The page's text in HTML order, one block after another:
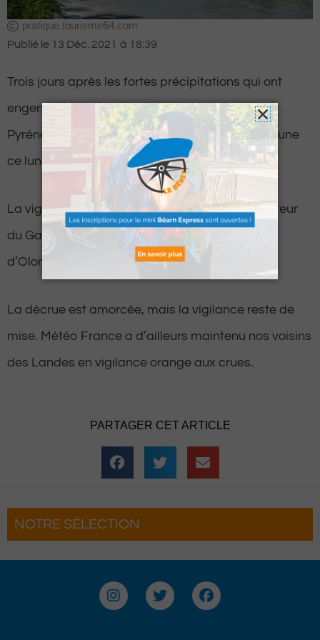
pratique.tourisme64.com
Publié le 13 Déc. 2021 à 18:39
Trois jours après les fortes précipitations qui ont
engendré des débordements conséquents, les
Pyrénées-Atlantiques repassent en vigilance jaune
ce lundi soir.
La vigilance a été totalement levée pour le secteur
du Gave de Pau, du Saison ou encore du Gave
d’Oloron.
La décrue est amorcée, mais la vigilance reste de
mise. Météo France a d’ailleurs maintenu nos voisins
des Landes en vigilance orange aux crues.
PARTAGER CET ARTICLE
NOTRE SÉLECTION
Fête du Roi fait son grand retour
troisième édition
I
n
T
w
F
a